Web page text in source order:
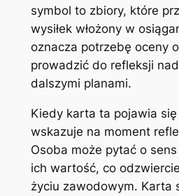
symbol to zbiory, które
wysiłek włożony w
oznacza potrzebę oceny
prowadzić do refleksji
dalszymi planami.
Kiedy karta ta pojawia się
wskazuje na moment
Osoba może pytać o
ich wartość, co
życiu zawodowym. Karta